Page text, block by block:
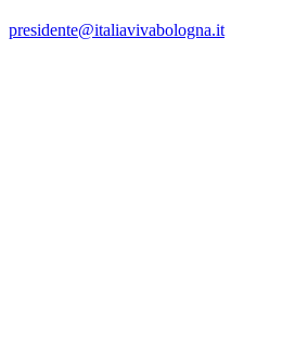
presidente@italiavivabologna.it